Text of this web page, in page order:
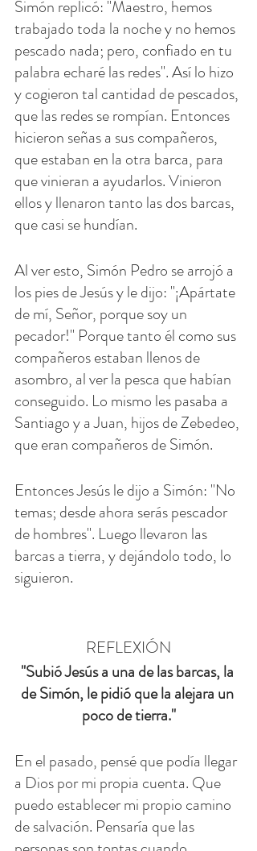
Simón replicó: "Maestro, hemos
trabajado toda la noche y no hemos
pescado nada; pero, confiado en tu
palabra echaré las redes". Así lo hizo
y cogieron tal cantidad de pescados,
que las redes se rompían. Entonces
hicieron señas a sus compañeros,
que estaban en la otra barca, para
que vinieran a ayudarlos. Vinieron
ellos y llenaron tanto las dos barcas,
que casi se hundían.
Al ver esto, Simón Pedro se arrojó a
los pies de Jesús y le dijo: "¡Apártate
de mí, Señor, porque soy un
pecador!" Porque tanto él como sus
compañeros estaban llenos de
asombro, al ver la pesca que habían
conseguido. Lo mismo les pasaba a
Santiago y a Juan, hijos de Zebedeo,
que eran compañeros de Simón.
Entonces Jesús le dijo a Simón: "No
temas; desde ahora serás pescador
de hombres". Luego llevaron las
barcas a tierra, y dejándolo todo, lo
siguieron.
REFLEXIÓN
"Subió Jesús a una de las barcas, la
de Simón, le pidió que la alejara un
poco de tierra."
En el pasado, pensé que podía llegar
a Dios por mi propia cuenta. Que
puedo establecer mi propio camino
de salvación. Pensaría que las